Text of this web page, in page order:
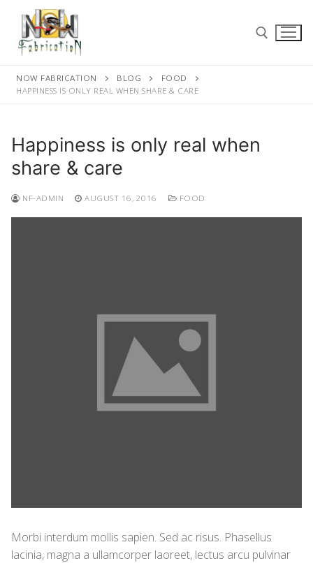
content
Search for:
Search
Home
NOW FABRICATION BLOG
FOOD
HAPPINESS IS ONLY REAL WHEN SHARE & CARE
Happiness is only real when
share & care
NF-ADMIN AUGUST 16, 2016 FOOD
Morbi interdum mollis sapien. Sed ac risus. Phasellus
lacinia, magna a ullamcorper laoreet, lectus arcu pulvinar